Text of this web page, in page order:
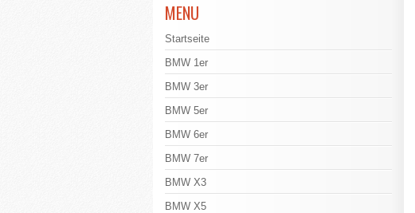
MENU
Startseite
BMW 1er
BMW 3er
BMW 5er
BMW 6er
BMW 7er
BMW X3
BMW X5